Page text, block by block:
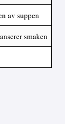
av suppen
smaken